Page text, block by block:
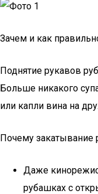
Зачем и как
Поднятие рукавов
Больше никакого
или капли вина на
Почему закатывание
Даже
рубашках с